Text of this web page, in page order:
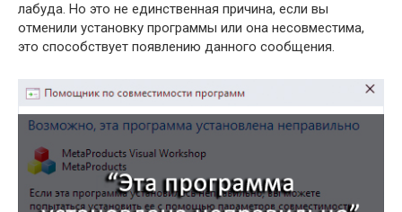
лабуда. Но это не единственная причина, если вы
отменили установку программы или она несовместима,
это способствует появлению данного сообщения.